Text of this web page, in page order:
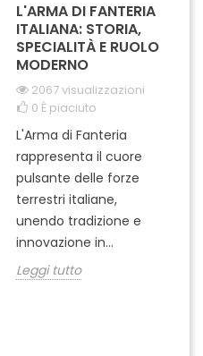
L'ARMA DI FANTERIA
ITALIANA: STORIA,
SPECIALITÀ E RUOLO
MODERNO
2067 visualizzazioni
0 È piaciuto
L'Arma di Fanteria
rappresenta il cuore
pulsante delle forze
terrestri italiane,
unendo tradizione e
innovazione in...
Leggi tutto